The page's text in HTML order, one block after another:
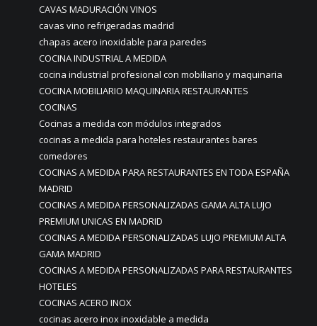
CAVAS MADURACIÓN VINOS
cavas vino refrigeradas madrid
chapas acero inoxidable para paredes
COCINA INDUSTRIAL A MEDIDA
cocina industrial profesional con mobiliario y maquinaria
COCINA MOBILIARIO MAQUINARIA RESTAURANTES
COCINAS
Cocinas a medida con módulos integrados
cocinas a medida para hoteles restaurantes bares
comedores
COCINAS A MEDIDA PARA RESTAURANTES EN TODA ESPAÑA
MADRID
COCINAS A MEDIDA PERSONALIZADAS GAMA ALTA LUJO
PREMIUM UNICAS EN MADRID
COCINAS A MEDIDA PERSONALIZADAS LUJO PREMIUM ALTA
GAMA MADRID
COCINAS A MEDIDA PERSONALIZADAS PARA RESTAURANTES
HOTELES
COCINAS ACERO INOX
cocinas acero inox inoxidable a medida